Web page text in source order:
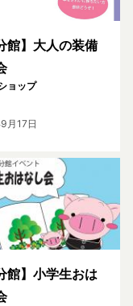
館】大人の装備
ョップ
月17日
館】小学生おは